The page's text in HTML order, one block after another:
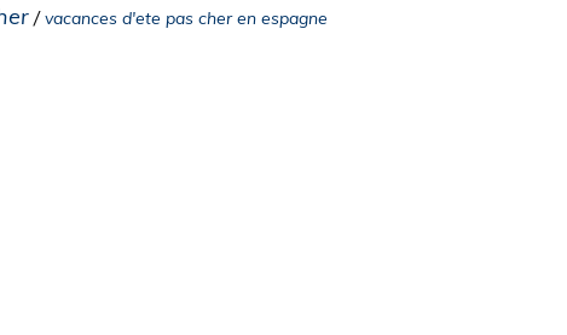
/vacances d'ete pas cher en espagne